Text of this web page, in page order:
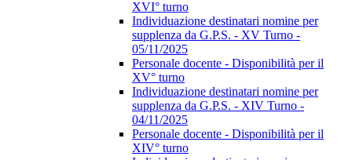
XVI° turno
Individuazione destinatari nomine per
supplenza da G.P.S. - XV Turno -
05/11/2025
Personale docente - Disponibilità per il
XV° turno
Individuazione destinatari nomine per
supplenza da G.P.S. - XIV Turno -
04/11/2025
Personale docente - Disponibilità per il
XIV° turno